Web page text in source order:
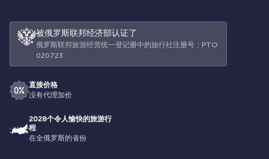
被俄罗斯联邦经济部认证了
俄罗斯联邦旅游经营统一登记册中的旅行社注册号：РТО
020723
直接价格
没有代理加价
2028个令人愉快的旅游行
程
在全俄罗斯的省份